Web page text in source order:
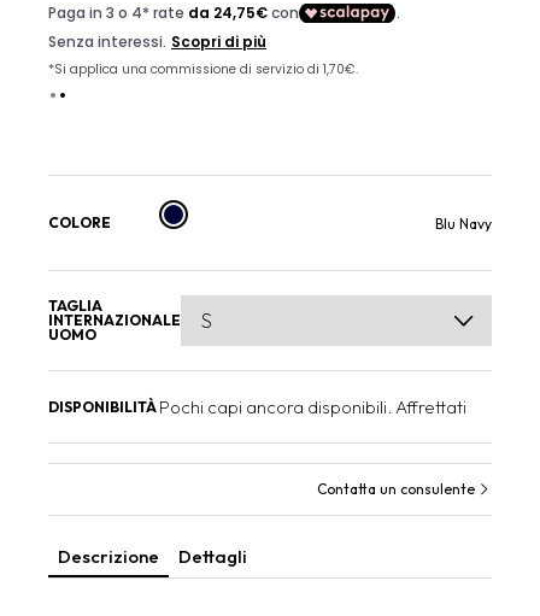
COLORE Blu Navy
TAGLIA
INTERNAZIONALE
UOMO
DISPONIBILITÀ Pochi capi ancora disponibili. Affrettati
Contatta un consulente
Descrizione Dettagli